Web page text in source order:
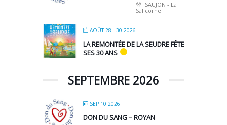
SAUJON - La
Salicorne
AOÛT 28 - 30 2026
LA REMONTÉE DE LA SEUDRE FÊTE
SES 30 ANS
SEPTEMBRE 2026
SEP 10 2026
DON DU SANG – ROYAN